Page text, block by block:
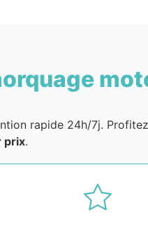
rapide 24h/7j. Profitez
prix.